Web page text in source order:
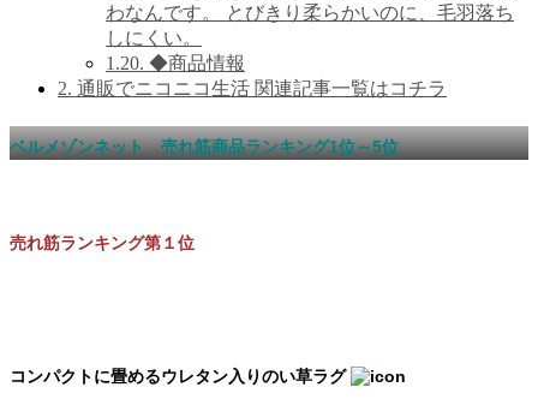
わなんです。 とびきり柔らかいのに、毛羽落ち
しにくい。
1.20. ◆商品情報
2. 通販でニコニコ生活 関連記事一覧はコチラ
ベルメゾンネット 売れ筋商品ランキング1位～5位
売れ筋ランキング第１位
コンパクトに畳めるウレタン入りのい草ラグ